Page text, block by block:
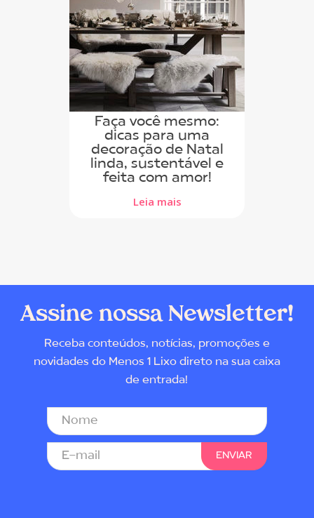
Faça você mesmo:
dicas para uma
decoração de Natal
linda, sustentável e
feita com amor!
Leia mais
Assine nossa Newsletter!
Receba conteúdos, notícias, promoções e
novidades do Menos 1 Lixo direto na sua caixa
de entrada!